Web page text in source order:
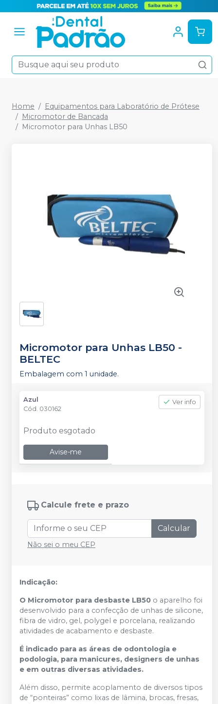
Home
Equipamentos para Laboratório de Prótese
Micromotor de Bancada
Micromotor para Unhas LB50
Micromotor para Unhas LB50 -
BELTEC
Embalagem com 1 unidade.
Azul
Cód. 030162
Ver info
Produto esgotado
Avise-me
Calcule frete e prazo
Calcular
Não sei o meu CEP
Indicação:
O Micromotor para desbaste LB50 o aparelho foi
desenvolvido para a confecção de unhas de silicone,
fibra de vidro, gel, polygel e porcelana, realizando
atividades de acabamento e desbaste.
É indicado para as áreas de odontologia e
podologia, para manicures, designers de unhas
e em outras diversas atividades.
Além disso, permite acoplamento de diversos tipos
de “ponteiras” como lixas de lâmina, brocas, fresas,